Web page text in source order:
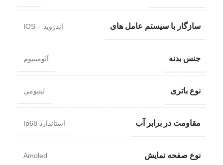
سازگار با سیستم عامل های اندروید – IOS
جنس بدنه آلومینیوم
نوع باتری لیتیومی
مقاومت در برابر آب استاندارد Ip68
نوع صفحه نمایش Amoled